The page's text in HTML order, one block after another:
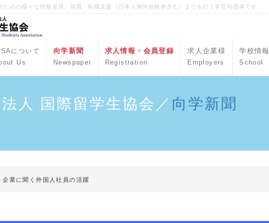
ための様々な情報提供、就職・転職支援（日本人海外経験者含む）までを行う非営利団体です。
について
Us
向学新聞
Newspaper
求人情報・会員登録
Registration
求人企業様
Employers
学校情報
School
法人 国際留学生協会／ 向学新聞
企業に聞く外国人社員の活躍